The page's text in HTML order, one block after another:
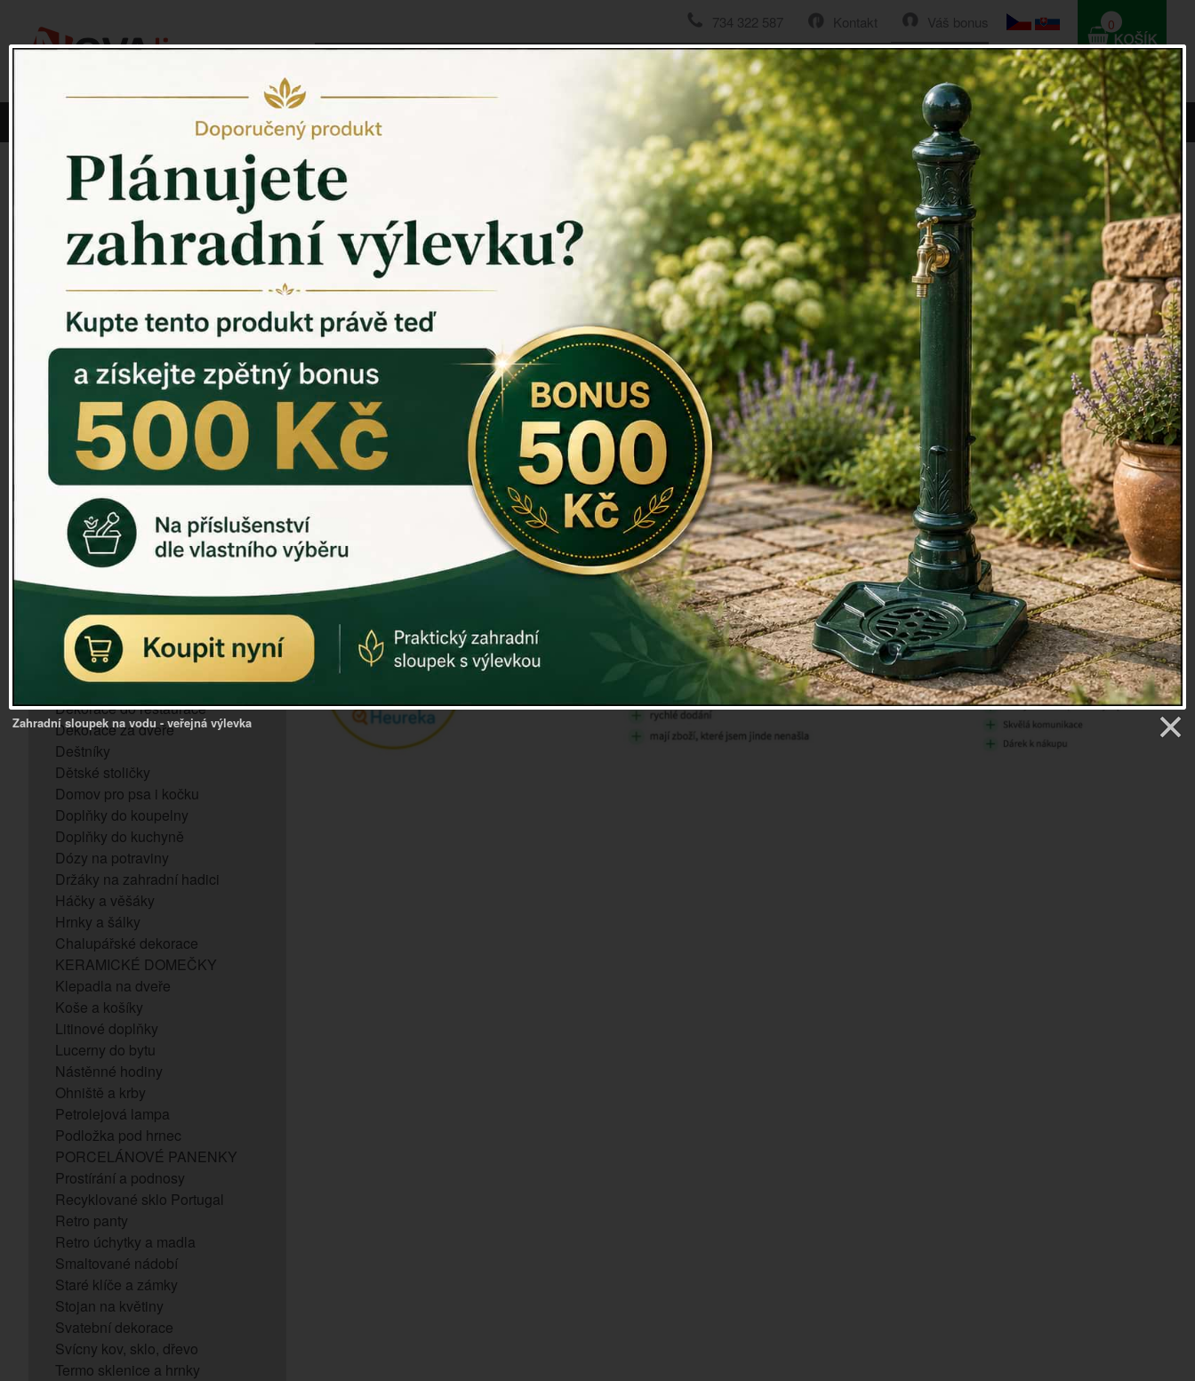
Váš bonus
Kontakt
734 322 587
HLEDAT
0
0 Kč
Vyberte si kategorii: NOVINKY
PÍTKO PRO PTÁKY
ZAHRADNÍ SOCHY
ZAHRADNÍ UMYVADLA
PTAČÍ BUDKY
Litinové škrabáky na boty
DEKORACE NA HROB
RETRO KONZOLE
Domovní čísla - litina
DEKORACE NA ZEĎ
ZVONKOHRA
ZVONY A ZVONKY
PTAČÍ KRMÍTKA
SLUNEČNÍ HODINY
Dózy na brambory a zeleninu
VÝPRODEJ - poslední kusy
Andělé, něžné sošky
Aroma lampy
Buddha soška
BUDKY PRO SÝKORKY
Budky pro vrabce
Bytový textil
Dárky pro muže
Dekorace do bytu
Dekorace do restaurace
Dekorace za dveře
Deštníky
Dětské stoličky
Domov pro psa i kočku
Doplňky do koupelny
Doplňky do kuchyně
Dózy na potraviny
Držáky na zahradní hadici
Háčky a věšáky
Hrnky a šálky
Chalupářské dekorace
KERAMICKÉ DOMEČKY
Klepadla na dveře
Koše a košíky
Litinové doplňky
Lucerny do bytu
Nástěnné hodiny
Ohniště a krby
Petrolejová lampa
Podložka pod hrnec
PORCELÁNOVÉ PANENKY
Prostírání a podnosy
Recyklované sklo Portugal
Retro panty
Retro úchytky a madla
Smaltované nádobí
Staré klíče a zámky
Stojan na květiny
Svatební dekorace
Svícny kov, sklo, dřevo
Termo sklenice a hrnky
Venkovský domov Řazení: Cena|Název|Skladem|Vše
Sněžítka pro radost dětí i nás dospělých. Ve chvíli, kdy uchopíme sněžítko a zatřeseme skleněnou koulí, se jakoby zastavil čas a začne
plynout pozpátku ...
V tu chvíli ať chceme, nebo nechceme, vrátí se naše mysl v čase zpět ...
Zahradní sloupek na vodu - veřejná výlevka